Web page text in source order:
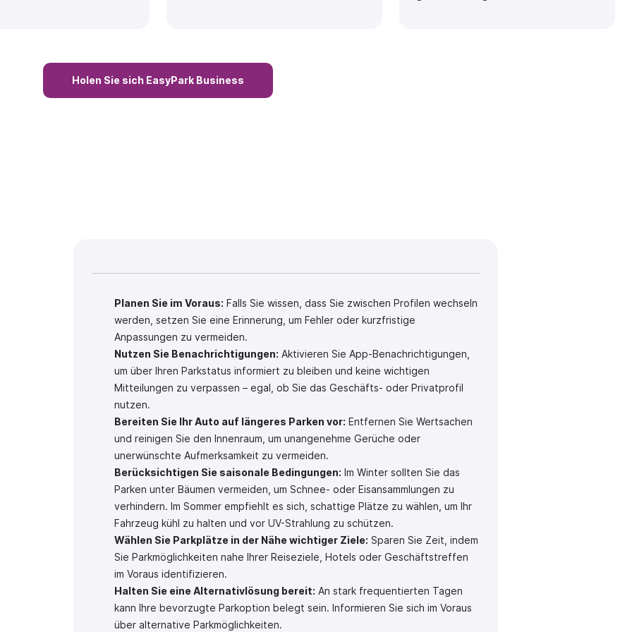
Holen Sie sich EasyPark Business
Planen Sie im Voraus: Falls Sie wissen, dass Sie zwischen Profilen wechseln
werden, setzen Sie eine Erinnerung, um Fehler oder kurzfristige
Anpassungen zu vermeiden.
Nutzen Sie Benachrichtigungen: Aktivieren Sie App-Benachrichtigungen,
um über Ihren Parkstatus informiert zu bleiben und keine wichtigen
Mitteilungen zu verpassen – egal, ob Sie das Geschäfts- oder Privatprofil
nutzen.
Bereiten Sie Ihr Auto auf längeres Parken vor: Entfernen Sie Wertsachen
und reinigen Sie den Innenraum, um unangenehme Gerüche oder
unerwünschte Aufmerksamkeit zu vermeiden.
Berücksichtigen Sie saisonale Bedingungen: Im Winter sollten Sie das
Parken unter Bäumen vermeiden, um Schnee- oder Eisansammlungen zu
verhindern. Im Sommer empfiehlt es sich, schattige Plätze zu wählen, um Ihr
Fahrzeug kühl zu halten und vor UV-Strahlung zu schützen.
Wählen Sie Parkplätze in der Nähe wichtiger Ziele: Sparen Sie Zeit, indem
Sie Parkmöglichkeiten nahe Ihrer Reiseziele, Hotels oder Geschäftstreffen
im Voraus identifizieren.
Halten Sie eine Alternativlösung bereit: An stark frequentierten Tagen
kann Ihre bevorzugte Parkoption belegt sein. Informieren Sie sich im Voraus
über alternative Parkmöglichkeiten.